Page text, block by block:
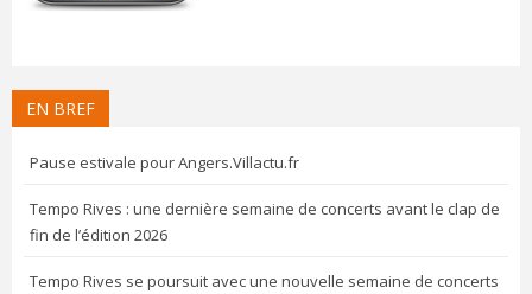
EN BREF
Pause estivale pour Angers.Villactu.fr
Tempo Rives : une dernière semaine de concerts avant le clap de
fin de l’édition 2026
Tempo Rives se poursuit avec une nouvelle semaine de concerts